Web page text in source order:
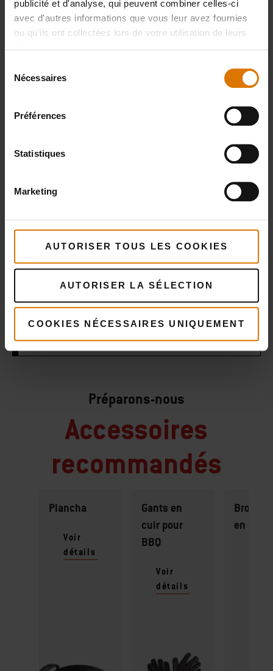
publicité et d'analyse, qui peuvent combiner celles-ci
avec d'autres informations que vous leur avez fournies
ou qu'ils ont collectées lors de votre utilisation de leurs
Nécessaires
Préférences
Statistiques
Marketing
AUTORISER TOUS LES COOKIES
AUTORISER LA SÉLECTION
COOKIES NÉCESSAIRES UNIQUEMENT
Huile d’olive
Kit d'ustensiles portable pour plancha
IMPRIMER LA LISTE
Préparons-nous
Accessoires
recommandés
Plancha
Voir
détails
Gants en
cuir pour
BBQ
Voir
détails
en